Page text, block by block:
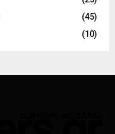
(45)
(10)